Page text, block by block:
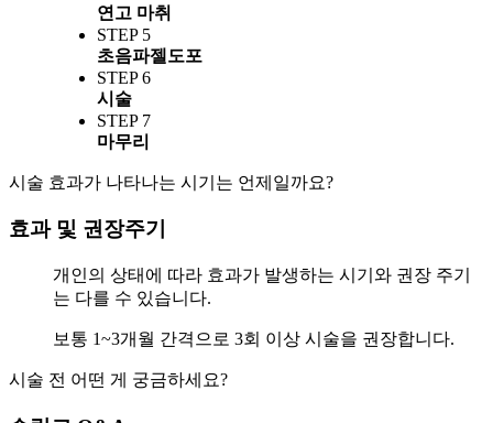
연고 마취
STEP 5
초음파젤도포
STEP 6
시술
STEP 7
마무리
시술 효과가 나타나는 시기는 언제일까요?
효과 및 권장주기
개인의 상태에 따라 효과가 발생하는 시기와 권장 주기
는 다를 수 있습니다.
보통 1~3개월 간격으로 3회 이상 시술을 권장합니다.
시술 전 어떤 게 궁금하세요?